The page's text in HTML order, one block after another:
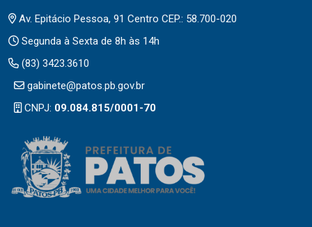
Av. Epitácio Pessoa, 91 Centro CEP.: 58.700-020
Segunda à Sexta de 8h às 14h
(83) 3423.3610
gabinete@patos.pb.gov.br
CNPJ: 09.084.815/0001-70